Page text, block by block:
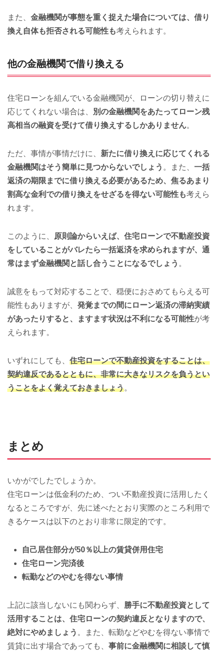
また、 金融機関が事態を重く捉えた場合については、借り
換え自体も拒否される可能性も考えられます。
他の金融機関で借り換える
住宅ローンを組んでいる金融機関が、ローンの切り替えに
応じてくれない場合は、 別の金融機関をあたってローン残
高相当の融資を受けて借り換えするしかありません。
ただ、事情が事情だけに、 新たに借り換えに応じてくれる
金融機関はそう簡単に見つからないでしょう 。また、 一括
返済の期限までに借り換える必要があるため、焦るあまり
割高な金利での借り換えをせざるを得ない可能性も考えら
れます。
このように、 原則論からいえば、住宅ローンで不動産投資
をしていることがバレたら一括返済を求められますが、通
常はまず金融機関と話し合うことになるでしょう 。
誠意をもって対応することで、穏便におさめてもらえる可
能性もありますが、 発覚までの間にローン返済の滞納実績
があったりすると、ますます状況は不利になる可能性が考
えられます。
いずれにしても、 住宅ローンで不動産投資をすることは、
契約違反であるとともに、非常に大きなリスクを負うとい
うことをよく覚えておきましょう。
まとめ
いかがでしたでしょうか。
住宅ローンは低金利のため、つい不動産投資に活用したく
なるところですが、先に述べたとおり実際のところ利用で
きるケースは以下のとおり非常に限定的です。
自己居住部分が50％以上の賃貸併用住宅
住宅ローン完済後
転勤などのやむを得ない事情
上記に該当しないにも関わらず、 勝手に不動産投資として
活用することは、住宅ローンの契約違反となりますので、
絶対にやめましょう 。また、転勤などやむを得ない事情で
賃貸に出す場合であっても、 事前に金融機関に相談して慎